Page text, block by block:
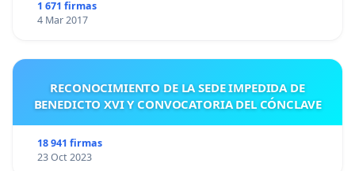
1 671 firmas
4 Mar 2017
RECONOCIMIENTO DE LA SEDE IMPEDIDA DE
BENEDICTO XVI Y CONVOCATORIA DEL CÓNCLAVE
18 941 firmas
23 Oct 2023